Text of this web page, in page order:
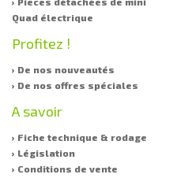
Quad électrique
Profitez !
› De nos nouveautés
› De nos offres spéciales
A savoir
› Fiche technique & rodage
› Législation
› Conditions de vente